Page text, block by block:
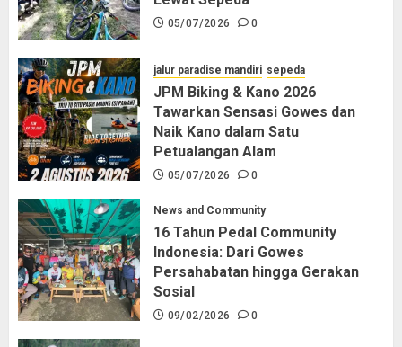
05/07/2026 0
jalur paradise mandiri sepeda
JPM Biking & Kano 2026
Tawarkan Sensasi Gowes dan
Naik Kano dalam Satu
Petualangan Alam
05/07/2026 0
News and Community
16 Tahun Pedal Community
Indonesia: Dari Gowes
Persahabatan hingga Gerakan
Sosial
09/02/2026 0